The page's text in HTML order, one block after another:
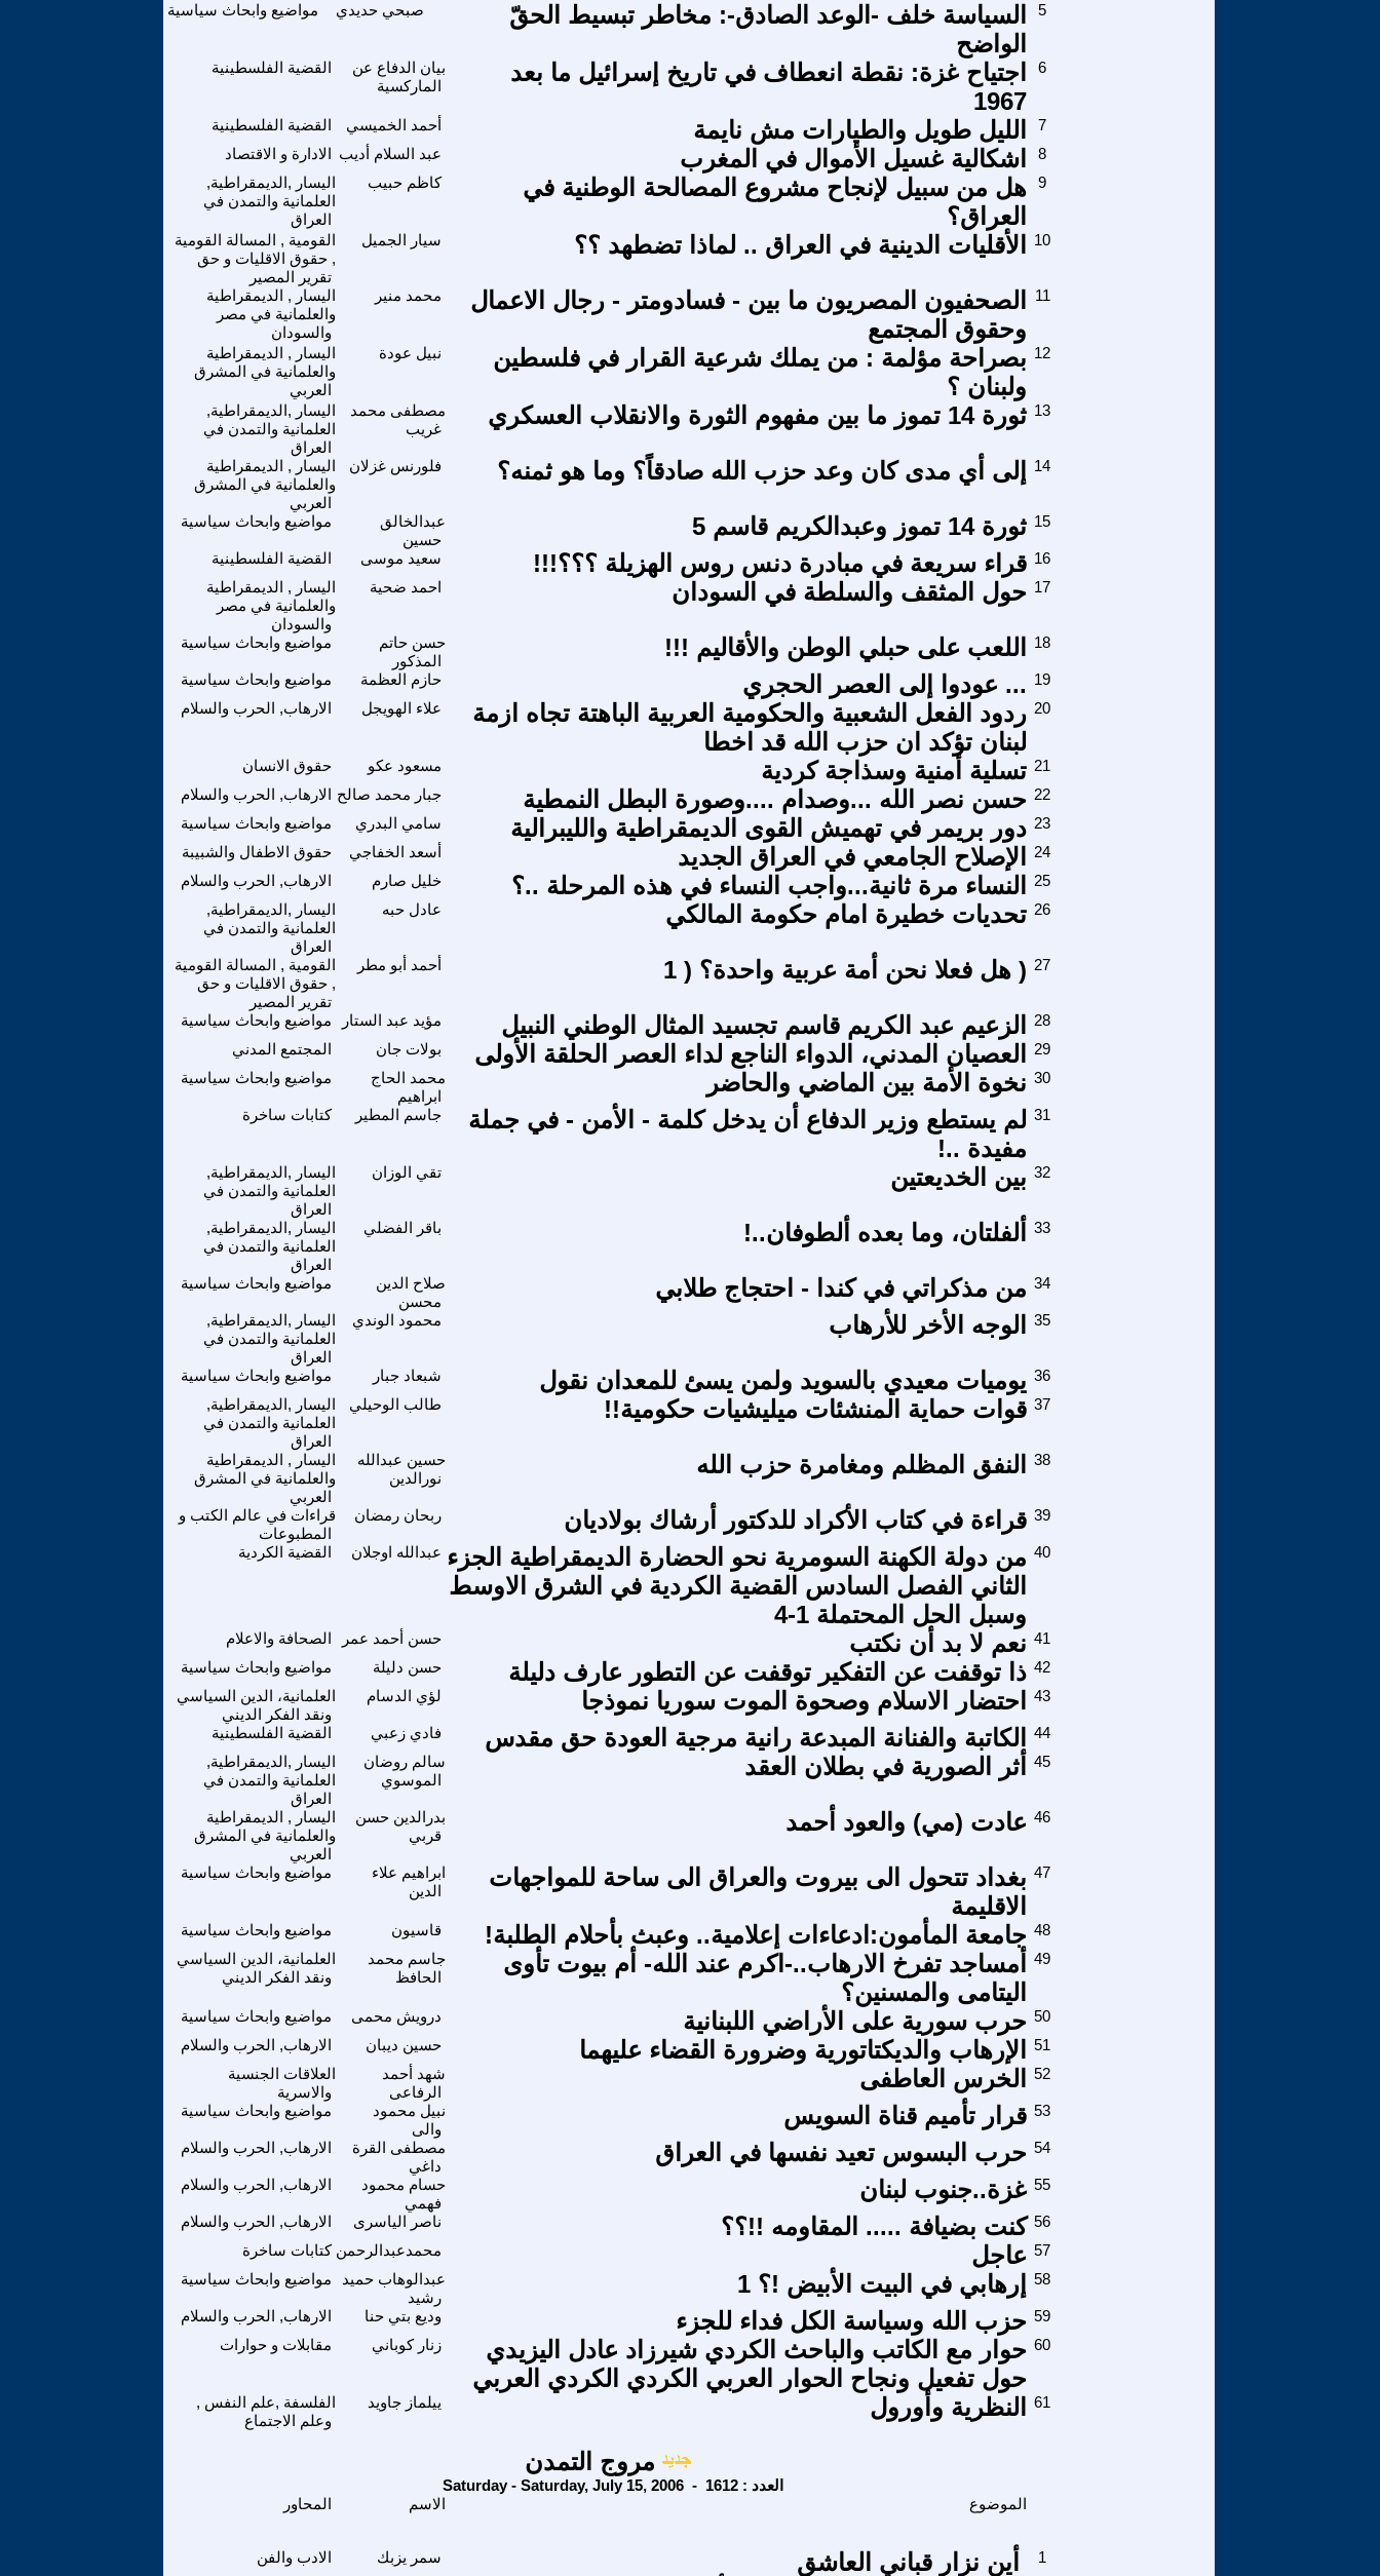
مواضيع وابحاث سياسية صبحي حديدي
السياسة خلف -الوعد الصادق-: مخاطر تبسيط الحقّ
الواضح
5
القضية الفلسطينية
بيان الدفاع عن
الماركسية
اجتياح غزة: نقطة انعطاف في تاريخ إسرائيل ما بعد
1967
6
القضية الفلسطينية أحمد الخميسي الليل طويل والطيارات مش نايمة
7
الادارة و الاقتصاد عبد السلام أديب اشكالية غسيل الأموال في المغرب
8
اليسار ,الديمقراطية,
العلمانية والتمدن في
العراق
كاظم حبيب
هل من سبيل لإنجاح مشروع المصالحة الوطنية في
العراق؟
9
القومية , المسالة القومية
, حقوق الاقليات و حق
تقرير المصير
سيار الجميل الأقليات الدينية في العراق .. لماذا تضطهد ؟؟ 10
اليسار , الديمقراطية
والعلمانية في مصر
والسودان
محمد منير
الصحفيون المصريون ما بين - فسادومتر - رجال الاعمال
وحقوق المجتمع
11
اليسار , الديمقراطية
والعلمانية في المشرق
العربي
نبيل عودة
بصراحة مؤلمة : من يملك شرعية القرار في فلسطين
ولبنان ؟
12
اليسار ,الديمقراطية,
العلمانية والتمدن في
العراق
مصطفى محمد
غريب
ثورة 14 تموز ما بين مفهوم الثورة والانقلاب العسكري 13
اليسار , الديمقراطية
والعلمانية في المشرق
العربي
فلورنس غزلان إلى أي مدى كان وعد حزب الله صادقاً؟ وما هو ثمنه؟ 14
مواضيع وابحاث سياسية
عبدالخالق
حسين
ثورة 14 تموز وعبدالكريم قاسم 5 15
القضية الفلسطينية سعيد موسى قراء سريعة في مبادرة دنس روس الهزيلة ؟؟؟!!! 16
اليسار , الديمقراطية
والعلمانية في مصر
والسودان
احمد ضحية حول المثقف والسلطة في السودان 17
مواضيع وابحاث سياسية
حسن حاتم
المذكور
اللعب على حبلي الوطن والأقاليم !!! 18
مواضيع وابحاث سياسية حازم العظمة ... عودوا إلى العصر الحجري 19
الارهاب, الحرب والسلام
علاء الهويجل
ردود الفعل الشعبية والحكومية العربية الباهتة تجاه ازمة
لبنان تؤكد ان حزب الله قد اخطا
20
حقوق الانسان مسعود عكو تسلية أمنية وسذاجة كردية 21
الارهاب, الحرب والسلام جبار محمد صالح حسن نصر الله ...وصدام ....وصورة البطل النمطية 22
مواضيع وابحاث سياسية
سامي البدري دور بريمر في تهميش القوى الديمقراطية والليبرالية 23
حقوق الاطفال والشبيبة
أسعد الخفاجي الإصلاح الجامعي في العراق الجديد
24
الارهاب, الحرب والسلام
خليل صارم النساء مرة ثانية...واجب النساء في هذه المرحلة ..؟
25
اليسار ,الديمقراطية,
العلمانية والتمدن في
العراق
عادل حبه تحديات خطيرة امام حكومة المالكي 26
القومية , المسالة القومية
, حقوق الاقليات و حق
تقرير المصير
أحمد أبو مطر ( هل فعلا نحن أمة عربية واحدة؟ ( 1 27
مواضيع وابحاث سياسية مؤيد عبد الستار الزعيم عبد الكريم قاسم تجسيد المثال الوطني النبيل
28
المجتمع المدني
بولات جان العصيان المدني، الدواء الناجع لداء العصر الحلقة الأولى
29
مواضيع وابحاث سياسية
محمد الحاج
ابراهيم
نخوة الأمة بين الماضي والحاضر 30
كتابات ساخرة جاسم المطير
لم يستطع وزير الدفاع أن يدخل كلمة - الأمن - في جملة
مفيدة ..!
31
اليسار ,الديمقراطية,
العلمانية والتمدن في
العراق
تقي الوزان بين الخديعتين 32
اليسار ,الديمقراطية,
العلمانية والتمدن في
العراق
باقر الفضلي ألفلتان، وما بعده ألطوفان..! 33
مواضيع وابحاث سياسية
صلاح الدين
محسن
من مذكراتي في كندا - احتجاج طلابي 34
اليسار ,الديمقراطية,
العلمانية والتمدن في
العراق
محمود الوندي الوجه الأخر للأرهاب 35
مواضيع وابحاث سياسية شبعاد جبار يوميات معيدي بالسويد ولمن يسئ للمعدان نقول 36
اليسار ,الديمقراطية,
العلمانية والتمدن في
العراق
طالب الوحيلي قوات حماية المنشئات ميليشيات حكومية!! 37
اليسار , الديمقراطية
والعلمانية في المشرق
العربي
حسين عبدالله
نورالدين
النفق المظلم ومغامرة حزب الله 38
قراءات في عالم الكتب و
المطبوعات
ربحان رمضان قراءة في كتاب الأكراد للدكتور أرشاك بولاديان 39
القضية الكردية عبدالله اوجلان من دولة الكهنة السومرية نحو الحضارة الديمقراطية الجزء
الثاني الفصل السادس القضية الكردية في الشرق الاوسط
وسبل الحل المحتملة 1-4
40
الصحافة والاعلام حسن أحمد عمر نعم لا بد أن نكتب 41
مواضيع وابحاث سياسية
حسن دليلة ذا توقفت عن التفكير توقفت عن التطور عارف دليلة 42
العلمانية، الدين السياسي
ونقد الفكر الديني
لؤي الدسام احتضار الاسلام وصحوة الموت سوريا نموذجا 43
القضية الفلسطينية فادي زعبي الكاتبة والفنانة المبدعة رانية مرجية العودة حق مقدس
44
اليسار ,الديمقراطية,
العلمانية والتمدن في
العراق
سالم روضان
الموسوي
أثر الصورية في بطلان العقد 45
اليسار , الديمقراطية
والعلمانية في المشرق
العربي
بدرالدين حسن
قربي
عادت (مي) والعود أحمد 46
مواضيع وابحاث سياسية
ابراهيم علاء
الدين
بغداد تتحول الى بيروت والعراق الى ساحة للمواجهات
الاقليمة
47
مواضيع وابحاث سياسية قاسيون جامعة المأمون:ادعاءات إعلامية.. وعبث بأحلام الطلبة! 48
العلمانية، الدين السياسي
ونقد الفكر الديني
جاسم محمد
الحافظ
أمساجد تفرخ الارهاب..-اكرم عند الله- أم بيوت تأوى
اليتامى والمسنين؟
49
مواضيع وابحاث سياسية درويش محمى حرب سورية على الأراضي اللبنانية 50
الارهاب, الحرب والسلام
حسين ديبان الإرهاب والديكتاتورية وضرورة القضاء عليهما
51
العلاقات الجنسية
والاسرية
شهد أحمد
الرفاعى
الخرس العاطفى 52
مواضيع وابحاث سياسية
نبيل محمود
والى
قرار تأميم قناة السويس 53
الارهاب, الحرب والسلام
مصطفى القرة
داغي
حرب البسوس تعيد نفسها في العراق 54
الارهاب, الحرب والسلام
حسام محمود
فهمي
غزة..جنوب لبنان 55
الارهاب, الحرب والسلام ناصر الياسرى كنت بضيافة ..... المقاومه !!؟؟ 56
كتابات ساخرة محمدعبدالرحمن عاجل 57
مواضيع وابحاث سياسية
عبدالوهاب حميد
رشيد
إرهابي في البيت الأبيض !؟ 1 58
الارهاب, الحرب والسلام وديع بتي حنا حزب الله وسياسة الكل فداء للجزء 59
مقابلات و حوارات
زنار كوباني
حوار مع الكاتب والباحث الكردي شيرزاد عادل اليزيدي
حول تفعيل ونجاح الحوار العربي الكردي الكردي العربي
60
الفلسفة ,علم النفس ,
وعلم الاجتماع
ييلماز جاويد النظرية وأورول 61
مروج التمدن
Saturday - Saturday, July 15, 2006 - العدد : 1612
الاسم الموضوع
الادب والفن سمر يزبك أين نزار قباني العاشق 1